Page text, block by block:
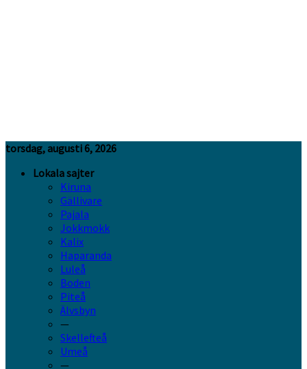
torsdag, augusti 6, 2026
Lokala sajter
Kiruna
Gällivare
Pajala
Jokkmokk
Kalix
Haparanda
Luleå
Boden
Piteå
Älvsbyn
—
Skellefteå
Umeå
—